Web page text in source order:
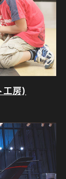
工房)